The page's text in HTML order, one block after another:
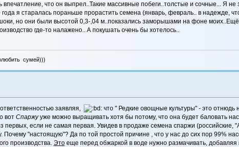
что он выпрел..Такие массивные побеги..толстые и сочные... Я не
я старалась пораньше прорастить семена (январь, февраль.. в надежде,
но они были высотой 0,3-,04 м..показались заморышами на фоне
где-то налажено.. А покушать очень бы хотелось..
сумей)))
заявляя,
что " Редкие овощные культуры" - это отнюдь
вот Спаржууже можно выращивать хотя бы потому, что она будет баловать
если не самая первая. Увидев в продаже семена спаржи (российские,
"настоящую"? Да по той простой причине , что у нас до сих пор 99%
производства. Этоеще перед обжаркой в воде нужно размачивать, добавляя